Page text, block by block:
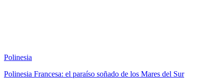
Polinesia
Polinesia Francesa: el paraíso soñado de los Mares del Sur